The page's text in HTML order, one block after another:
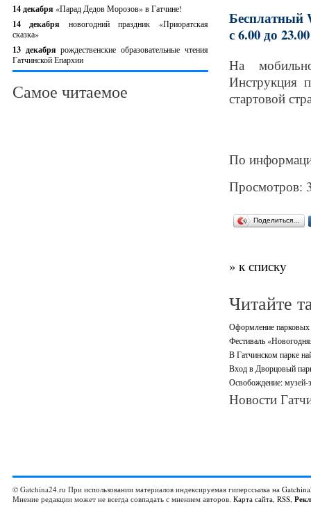
14 декабря «Парад Дедов Морозов» в Гатчине!
14 декабря новогодний праздник «Приоратская
сказка»
13 декабрярождественские образовательные чтения
Гатчинской Епархии
Самое читаемое
Бесплатный
с 6.00 до
На
Инструкция
стартовой
По
Просмотров:
Поделиться…
» к списку
Читайте
Оформление парковых
Фестиваль
В Гатчинском парке
Вход в Дворцовый
Освобождение: музей-
Новости
© Gatchina24.ru При использовании материалов индексируемая гиперссылка на
Мнение редакции может не всегда совпадать с мнением авторов. Карта сайта, RSS,